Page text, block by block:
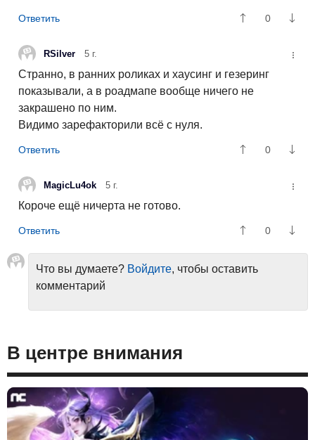
0
RSilver 5 г.
Странно, в ранних роликах и хаусинг и гезеринг
показывали, а в роадмапе вообще ничего не
закрашено по ним.
Видимо зарефакторили всё с нуля.
0
MagicLu4ok 5 г.
Короче ещё ничерта не готово.
0
Что вы думаете? Войдите, чтобы оставить
комментарий
В центре внимания